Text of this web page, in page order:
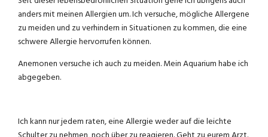
anders mit meinen Allergien um. Ich versuche, mögliche Allergene
zu meiden und zu verhindern in Situationen zu kommen, die eine
schwere Allergie hervorrufen können.
Anemonen versuche ich auch zu meiden. Mein Aquarium habe ich
abgegeben.
Ich kann nur jedem raten, eine Allergie weder auf die leichte